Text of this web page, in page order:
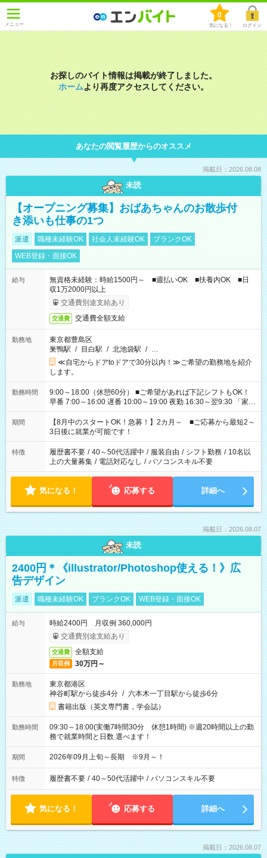
メニュー
0
気になる！ ログイン
お探しのバイト情報は掲載が終了しました。
ホームより再度アクセスしてください。
あなたの閲覧履歴からのオススメ
掲載日：2026.08.08
未読
【オープニング募集】おばあちゃんのお散歩付
き添いも仕事の1つ
派遣 職種未経験OK 社会人未経験OK
ブランクOK
WEB登録・面接OK
給与
無資格未経験：時給1500円～ ■週払いOK ■扶養内OK ■日
収1万2000円以上
交通費別途支給あり
交通費 交通費全額支給
勤務地
東京都豊島区
巣鴨駅 / 目白駅 / 北池袋駅 / …
≪自宅からドアtoドアで30分以内！≫ご希望の勤務地を紹介
します。
勤務時間
9:00～18:00（休憩60分） ■ご希望があれば下記シフトもOK！
早番 7:00～16:00 遅番 10:00～19:00 夜勤 16:30～翌9:30 「家族
と休みを合わせたい」 「余裕を持って夕飯の準備がしたい」
「できれば残業はしたくない」 など、ご希望を教えてください
ね。 ※Wワーク希望の方へ 今ご覧のお仕事で希望する勤務時間
と、もう1つのお仕事の勤務時間。 合計で週40時間を超える場
合は応募できません。
期間
【8月中のスタートOK！急募！】2カ月～ ■ご応募から最短2～
3日後に就業が可能です！
特徴 履歴書不要 / 40～50代活躍中 / 服装自由 / シフト勤務 / 10名以
上の大量募集 / 電話対応なし / パソコンスキル不要
気になる！ 応募する 詳細へ
掲載日：2026.08.07
未読
2400円＊《illustrator/Photoshop使える！》広
告デザイン
派遣 職種未経験OK ブランクOK WEB登録・面接OK
給与
時給2400円 月収例 360,000円
交通費別途支給あり
交通費 全額支給
月収例 30万円～
勤務地
東京都港区
神谷町駅から徒歩4分 / 六本木一丁目駅から徒歩6分
書籍出版（英文専門書，学会誌）
勤務時間
09:30～18:00(実働7時間30分 休憩1時間) ※週20時間以上の勤
務で就業時間と日数 選べます！
期間 2026年09月上旬～長期 ※9月～！
特徴 履歴書不要 / 40～50代活躍中 / パソコンスキル不要
気になる！ 応募する 詳細へ
掲載日：2026.08.07